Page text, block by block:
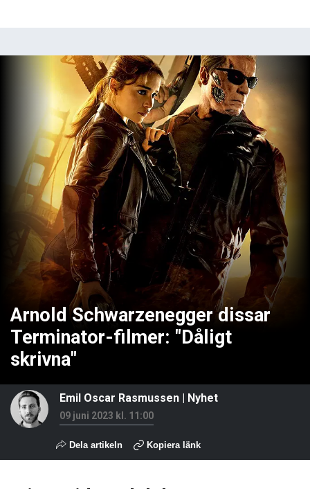
Arnold Schwarzenegger dissar
Terminator-filmer: "Dåligt
skrivna"
Emil Oscar Rasmussen | Nyhet
09 juni 2023 kl. 11:00
Dela artikeln Kopiera länk